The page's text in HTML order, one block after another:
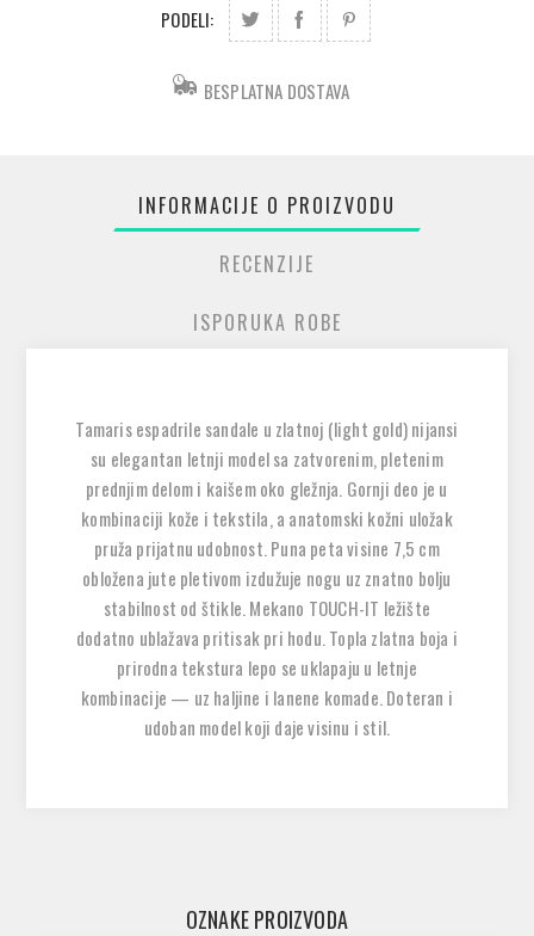
PODELI:
BESPLATNA DOSTAVA
INFORMACIJE O PROIZVODU
RECENZIJE
ISPORUKA ROBE
Tamaris espadrile sandale u zlatnoj (light gold) nijansi
su elegantan letnji model sa zatvorenim, pletenim
prednjim delom i kaišem oko gležnja. Gornji deo je u
kombinaciji kože i tekstila, a anatomski kožni uložak
pruža prijatnu udobnost. Puna peta visine 7,5 cm
obložena jute pletivom izdužuje nogu uz znatno bolju
stabilnost od štikle. Mekano TOUCH-IT ležište
dodatno ublažava pritisak pri hodu. Topla zlatna boja i
prirodna tekstura lepo se uklapaju u letnje
kombinacije — uz haljine i lanene komade. Doteran i
udoban model koji daje visinu i stil.
OZNAKE PROIZVODA